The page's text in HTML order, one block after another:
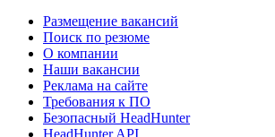
Размещение вакансий
Поиск по резюме
О компании
Наши вакансии
Реклама на сайте
Требования к ПО
Безопасный HeadHunter